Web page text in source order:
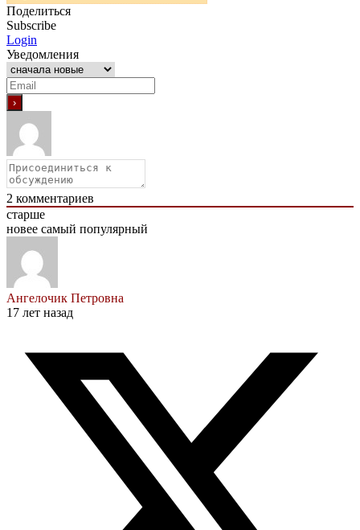
Поделиться
Subscribe
Login
Уведомления
2 комментариев
старше
новее самый популярный
Ангелочик Петровна
17 лет назад